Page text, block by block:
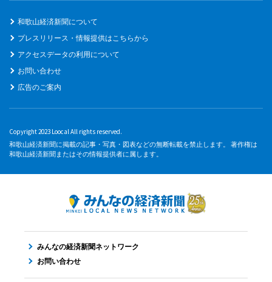
和歌山経済新聞について
プレスリリース・情報提供はこちらから
アクセスデータの利用について
お問い合わせ
広告のご案内
Copyright 2023 Loocal All rights reserved.
和歌山経済新聞に掲載の記事・写真・図表などの無断転載を禁止します。 著作権は
和歌山経済新聞またはその情報提供者に属します。
みんなの経済新聞ネットワーク
お問い合わせ